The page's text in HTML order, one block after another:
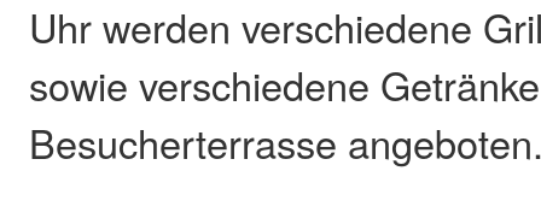
Uhr werden verschiedene
sowie verschiedene
Besucherterrasse